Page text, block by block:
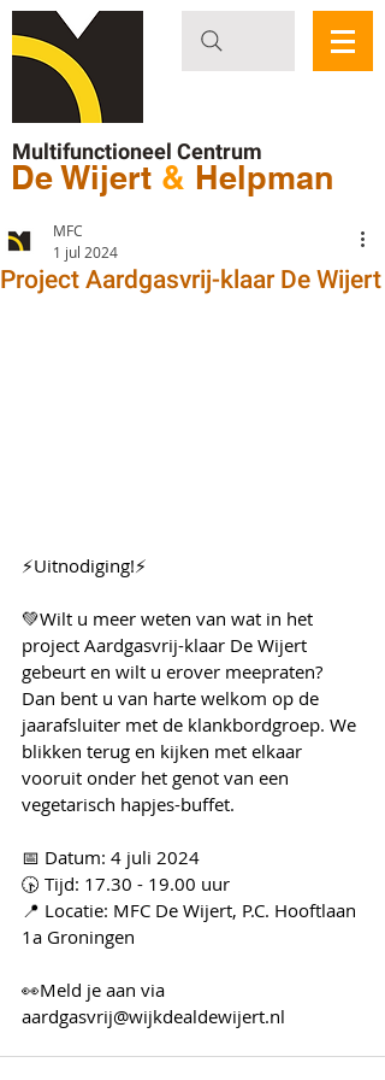
Multifunctioneel Centrum
De Wijert & Helpman
Project Aardgasvrij-klaar De Wijert
MFC
1 jul 2024
⚡Uitnodiging!⚡
💚Wilt u meer weten van wat in het
project Aardgasvrij-klaar De Wijert
gebeurt en wilt u erover meepraten?
Dan bent u van harte welkom op de
jaarafsluiter met de klankbordgroep. We
blikken terug en kijken met elkaar
vooruit onder het genot van een
vegetarisch hapjes-buffet.
📅 Datum: 4 juli 2024
🕟 Tijd: 17.30 - 19.00 uur
📍 Locatie: MFC De Wijert, P.C. Hooftlaan
1a Groningen
👀Meld je aan via
aardgasvrij@wijkdealdewijert.nl